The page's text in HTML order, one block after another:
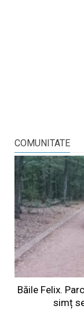
COMUNITATE
Băile Felix.
simț